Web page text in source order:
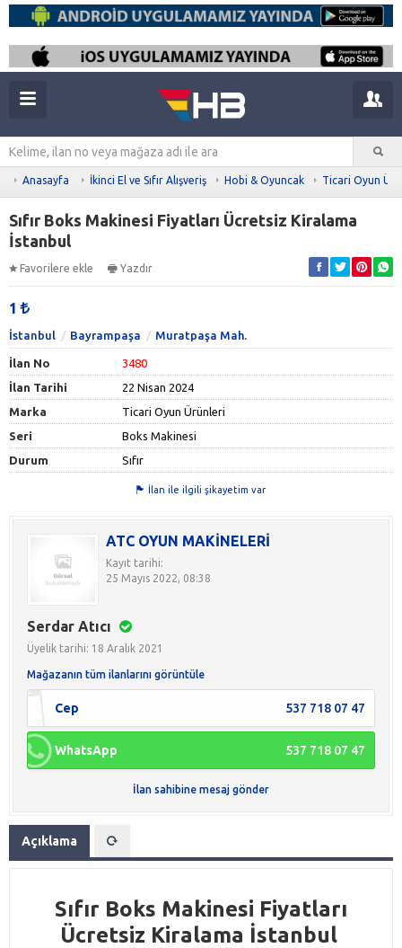
Anasayfa İkinci El ve Sıfır Alışveriş Hobi & Oyuncak Ticari Oyun
Sıfır Boks Makinesi Fiyatları Ücretsiz Kiralama
İstanbul
Favorilere ekle Yazdır
1
İstanbul Bayrampaşa Muratpaşa Mah.
İlan No
3480
İlan Tarihi
22 Nisan 2024
Marka
Ticari Oyun Ürünleri
Seri
Boks Makinesi
Durum
Sıfır
İlan ile ilgili şikayetim var
ATC OYUN MAKİNELERİ
Kayıt tarihi:
25 Mayıs 2022, 08:38
Serdar Atıcı
Üyelik tarihi: 18 Aralık 2021
Mağazanın tüm ilanlarını görüntüle
Cep 537 718 07 47
WhatsApp 537 718 07 47
İlan sahibine mesaj gönder
Açıklama
Sıfır Boks Makinesi Fiyatları
Ücretsiz Kiralama İstanbul